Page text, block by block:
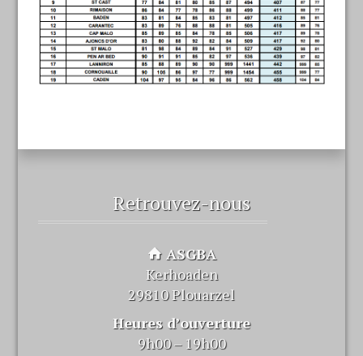
Retrouvez-nous
ASGBA
Kerhoaden
29810 Plouarzel
Heures d’ouverture
9h00 – 19h00